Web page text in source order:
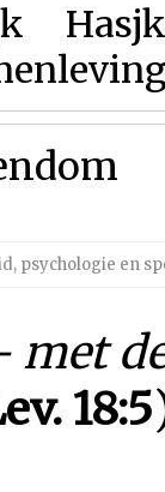
psychologie en
met
18:5